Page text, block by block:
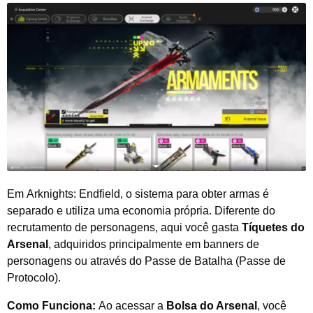
Em Arknights: Endfield, o sistema para obter armas é
separado e utiliza uma economia própria. Diferente do
recrutamento de personagens, aqui você gasta Tíquetes do
Arsenal , adquiridos principalmente em banners de
personagens ou através do Passe de Batalha (Passe de
Protocolo).
Como Funciona: Ao acessar a Bolsa do Arsenal , você